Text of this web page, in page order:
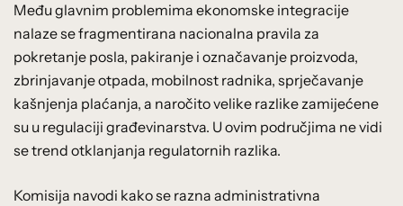
Među glavnim problemima ekonomske integracije
nalaze se fragmentirana nacionalna pravila za
pokretanje posla, pakiranje i označavanje proizvoda,
zbrinjavanje otpada, mobilnost radnika, sprječavanje
kašnjenja plaćanja, a naročito velike razlike zamijećene
su u regulaciji građevinarstva. U ovim područjima ne vidi
se trend otklanjanja regulatornih razlika.
Komisija navodi kako se razna administrativna